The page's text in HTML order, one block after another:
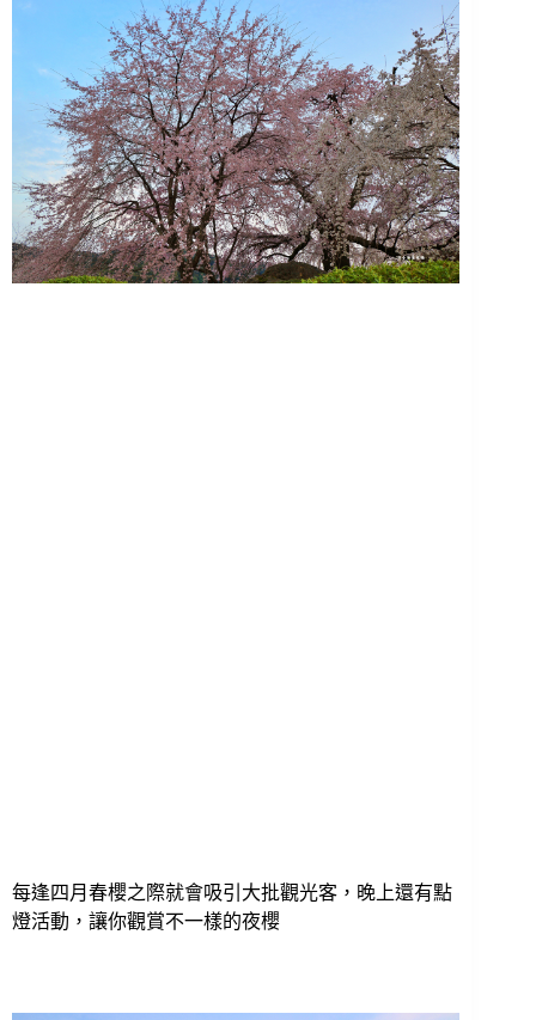
每逢四月春櫻之際就會吸引大批觀光客，晚上還有點
燈活動，讓你觀賞不一樣的夜櫻